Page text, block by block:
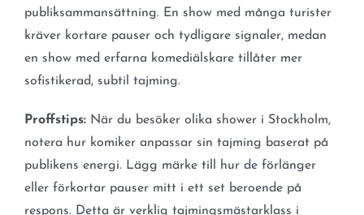
publiksammansättning. En show med många turister
kräver kortare pauser och tydligare signaler, medan
en show med erfarna komediälskare tillåter mer
sofistikerad, subtil tajming.
Proffstips:När du besöker olika shower i Stockholm,
notera hur komiker anpassar sin tajming baserat på
publikens energi. Lägg märke till hur de förlänger
eller förkortar pauser mitt i ett set beroende på
respons. Detta är verklig tajmingsmästarklass i